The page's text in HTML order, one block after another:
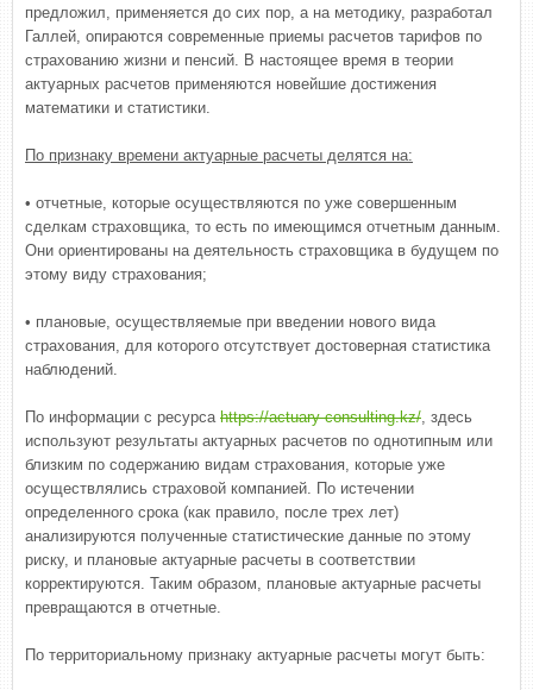
предложил, применяется до сих пор, а на методику, разработал
Галлей, опираются современные приемы расчетов тарифов по
страхованию жизни и пенсий. В настоящее время в теории
актуарных расчетов применяются новейшие достижения
математики и статистики.
По признаку времени актуарные расчеты делятся на:
• отчетные, которые осуществляются по уже совершенным
сделкам страховщика, то есть по имеющимся отчетным данным.
Они ориентированы на деятельность страховщика в будущем по
этому виду страхования;
• плановые, осуществляемые при введении нового вида
страхования, для которого отсутствует достоверная статистика
наблюдений.
По информации с ресурса https://actuary-consulting.kz/, здесь
используют результаты актуарных расчетов по однотипным или
близким по содержанию видам страхования, которые уже
осуществлялись страховой компанией. По истечении
определенного срока (как правило, после трех лет)
анализируются полученные статистические данные по этому
риску, и плановые актуарные расчеты в соответствии
корректируются. Таким образом, плановые актуарные расчеты
превращаются в отчетные.
По территориальному признаку актуарные расчеты могут быть: